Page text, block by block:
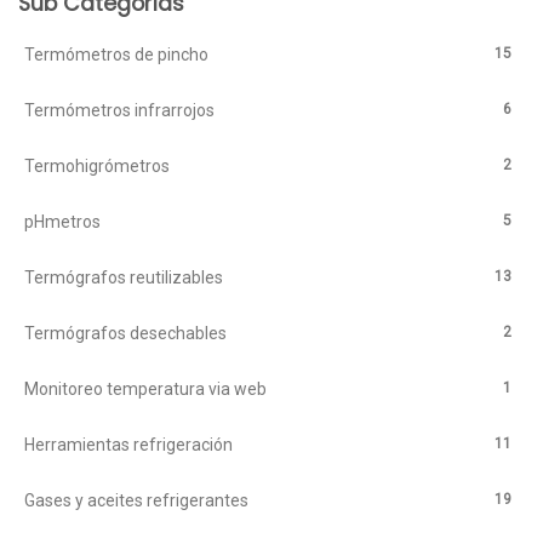
Termómetros de pincho 15
Termómetros infrarrojos 6
Termohigrómetros 2
pHmetros 5
Termógrafos reutilizables 13
Termógrafos desechables 2
Monitoreo temperatura via web 1
Herramientas refrigeración 11
Gases y aceites refrigerantes 19